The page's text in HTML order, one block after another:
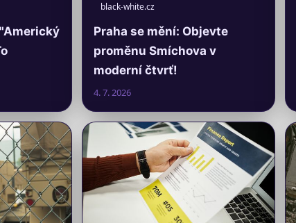
black-white.cz
Praha se mění: Objevte
proměnu Smíchova v
moderní čtvrť!
4. 7. 2026